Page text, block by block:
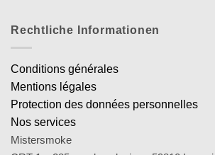
Rechtliche Informationen
Conditions générales
Mentions légales
Protection des données personnelles
Nos services
Mistersmoke